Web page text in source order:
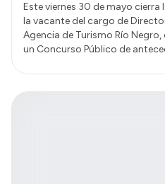
Este viernes 30 de mayo
la vacante del cargo de
Agencia de Turismo Río
un Concurso Público de